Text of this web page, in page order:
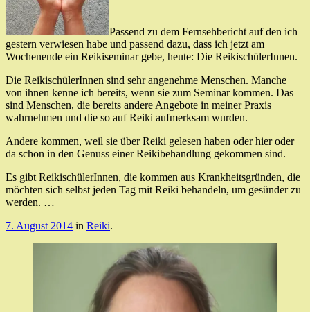
Passend zu dem Fernsehbericht auf den ich
gestern verwiesen habe und passend dazu, dass ich jetzt am
Wochenende ein Reikiseminar gebe, heute: Die ReikischülerInnen.
Die ReikischülerInnen sind sehr angenehme Menschen. Manche
von ihnen kenne ich bereits, wenn sie zum Seminar kommen. Das
sind Menschen, die bereits andere Angebote in meiner Praxis
wahrnehmen und die so auf Reiki aufmerksam wurden.
Andere kommen, weil sie über Reiki gelesen haben oder hier oder
da schon in den Genuss einer Reikibehandlung gekommen sind.
Es gibt ReikischülerInnen, die kommen aus Krankheitsgründen, die
möchten sich selbst jeden Tag mit Reiki behandeln, um gesünder zu
werden. …
7. August 2014 in Reiki.